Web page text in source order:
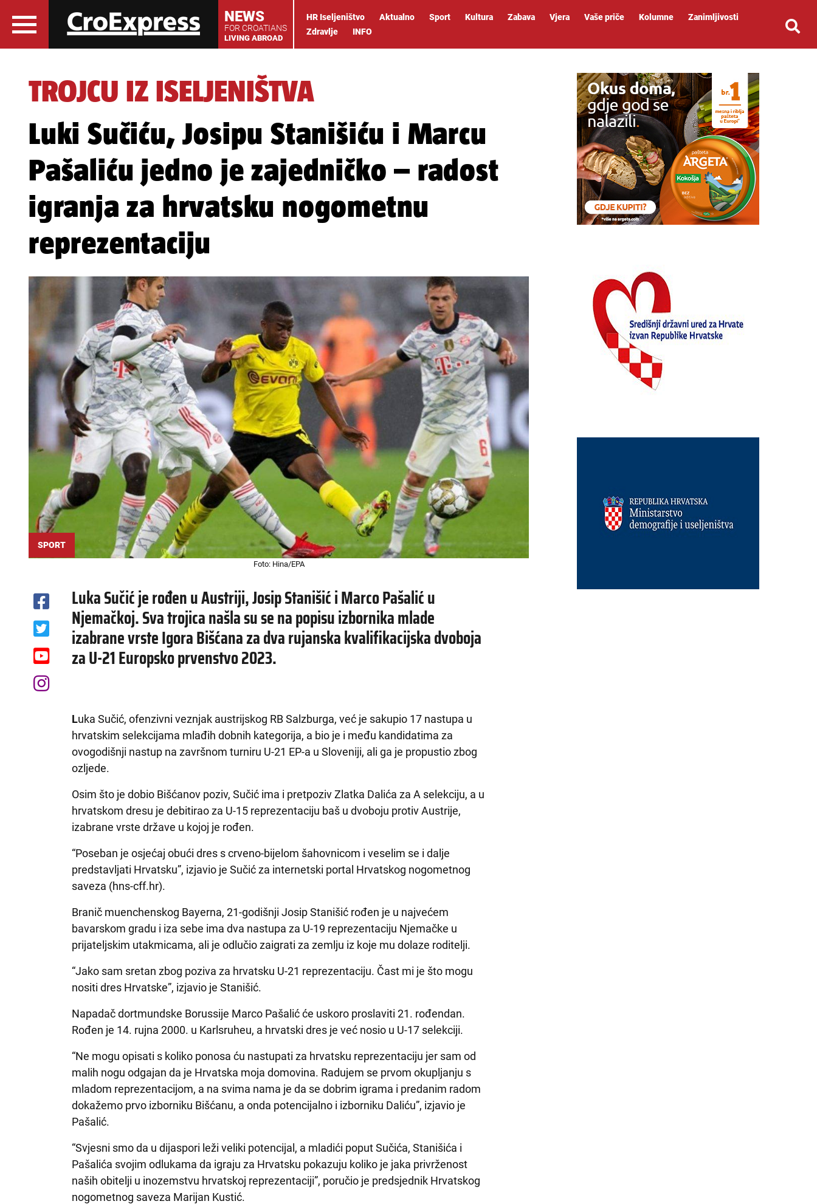
NEWS
FOR CROATIANS
LIVING ABROAD
HR Iseljeništvo Aktualno Sport Kultura Zabava Vjera Vaše priče Kolumne
Zanimljivosti
Zdravlje
INFO
TROJCU IZ ISELJENIŠTVA
Luki Sučiću, Josipu Stanišiću i Marcu
Pašaliću jedno je zajedničko – radost
igranja za hrvatsku nogometnu
reprezentaciju
SPORT
Foto: Hina/EPA
Luka Sučić je rođen u Austriji, Josip Stanišić i Marco Pašalić u
Njemačkoj. Sva trojica našla su se na popisu izbornika mlade
izabrane vrste Igora Bišćana za dva rujanska kvalifikacijska dvoboja
za U-21 Europsko prvenstvo 2023.
Luka Sučić, ofenzivni veznjak austrijskog RB Salzburga, već je sakupio 17 nastupa u
hrvatskim selekcijama mlađih dobnih kategorija, a bio je i među kandidatima za
ovogodišnji nastup na završnom turniru U-21 EP-a u Sloveniji, ali ga je propustio zbog
ozljede.
Osim što je dobio Bišćanov poziv, Sučić ima i pretpoziv Zlatka Dalića za A selekciju, a u
hrvatskom dresu je debitirao za U-15 reprezentaciju baš u dvoboju protiv Austrije,
izabrane vrste države u kojoj je rođen.
“Poseban je osjećaj obući dres s crveno-bijelom šahovnicom i veselim se i dalje
predstavljati Hrvatsku”, izjavio je Sučić za internetski portal Hrvatskog nogometnog
saveza (hns-cff.hr).
Branič muenchenskog Bayerna, 21-godišnji Josip Stanišić rođen je u najvećem
bavarskom gradu i iza sebe ima dva nastupa za U-19 reprezentaciju Njemačke u
prijateljskim utakmicama, ali je odlučio zaigrati za zemlju iz koje mu dolaze roditelji.
“Jako sam sretan zbog poziva za hrvatsku U-21 reprezentaciju. Čast mi je što mogu
nositi dres Hrvatske”, izjavio je Stanišić.
Napadač dortmundske Borussije Marco Pašalić će uskoro proslaviti 21. rođendan.
Rođen je 14. rujna 2000. u Karlsruheu, a hrvatski dres je već nosio u U-17 selekciji.
“Ne mogu opisati s koliko ponosa ću nastupati za hrvatsku reprezentaciju jer sam od
malih nogu odgajan da je Hrvatska moja domovina. Radujem se prvom okupljanju s
mladom reprezentacijom, a na svima nama je da se dobrim igrama i predanim radom
dokažemo prvo izborniku Bišćanu, a onda potencijalno i izborniku Daliću”, izjavio je
Pašalić.
“Svjesni smo da u dijaspori leži veliki potencijal, a mladići poput Sučića, Stanišića i
Pašalića svojim odlukama da igraju za Hrvatsku pokazuju koliko je jaka privrženost
naših obitelji u inozemstvu hrvatskoj reprezentaciji”, poručio je predsjednik Hrvatskog
nogometnog saveza Marijan Kustić.